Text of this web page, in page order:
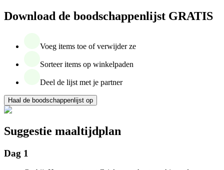
Download de boodschappenlijst GRATIS
Voeg items toe of verwijder ze
Sorteer items op winkelpaden
Deel de lijst met je partner
Haal de boodschappenlijst op
Suggestie maaltijdplan
Dag 1